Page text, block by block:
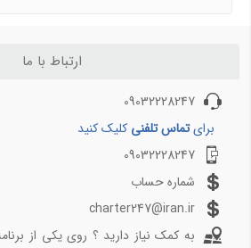
خرید بلیط هواپیما ارزان ساری به مشهد چارتری
بلیط هواپیما ارزان لحظه آخری کیش به رشت
پروازهای دقیقه 90 2
خرید بلیط هواپیما شیراز مشهد چارتری ارزان
خرید بلیط چارتری آفری کیش به اصفهان 22 اذر 97
ارتباط با ما
09032228247
برایتماس تلفنی کلیک کنید
09032228247
شماره حساب
charter247@iran.ir
به کمک نیاز دارید ؟ روی یکی از